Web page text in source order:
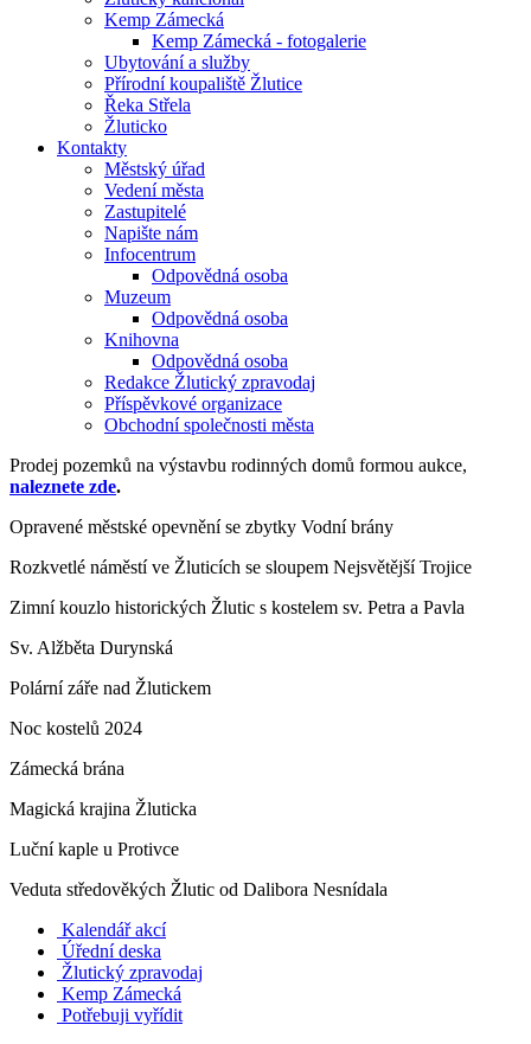
Kemp Zámecká
Kemp Zámecká - fotogalerie
Ubytování a služby
Přírodní koupaliště Žlutice
Řeka Střela
Žluticko
Kontakty
Městský úřad
Vedení města
Zastupitelé
Napište nám
Infocentrum
Odpovědná osoba
Muzeum
Odpovědná osoba
Knihovna
Odpovědná osoba
Redakce Žlutický zpravodaj
Příspěvkové organizace
Obchodní společnosti města
Prodej pozemků na výstavbu rodinných domů formou aukce,
naleznete zde.
Opravené městské opevnění se zbytky Vodní brány
Rozkvetlé náměstí ve Žluticích se sloupem Nejsvětější Trojice
Zimní kouzlo historických Žlutic s kostelem sv. Petra a Pavla
Sv. Alžběta Durynská
Polární záře nad Žlutickem
Noc kostelů 2024
Zámecká brána
Magická krajina Žluticka
Luční kaple u Protivce
Veduta středověkých Žlutic od Dalibora Nesnídala
Kalendář akcí
Úřední deska
Žlutický zpravodaj
Kemp Zámecká
Potřebuji vyřídit